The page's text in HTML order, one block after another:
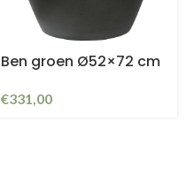
Ben groen Ø52×72 cm
€331,00